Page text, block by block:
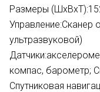
Размеры (ШxВxТ):
Управление:Сканер
ультразвуковой)
Датчики:
компас, барометр;
Спутниковая